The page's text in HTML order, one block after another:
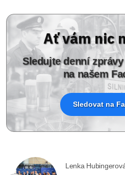
Ať vám nic
Sledujte denní
na našem
Sledovat na
Lenka